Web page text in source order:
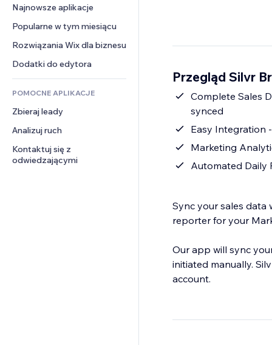
Rozwiązania dla
magazynowania
Dropshipping
Ceny i subskrypcja
Crowdfunding
Żywność i napoje
PDF
Udostępnianie plików
Wiadomości
Efekty obrazu
Przyciski i menu
Banery i odznaki
Kalkulatory
Szukaj
Pogoda
Wykresy i tabele
Czat
Komentarze
Telefon
Społeczność
Opinie i polecenia
CRM
Najnowsze aplikacje
Popularne w tym miesiącu
Rozwiązania Wix dla biznesu
Dodatki do edytora
POMOCNE APLIKACJE
Zbieraj leady
Analizuj ruch
Kontaktuj się z
odwiedzającymi
Przegląd Silvr
Complete Sales
synced
Easy Integration
Marketing
Automated Daily
Sync your sales data
reporter for your
Our app will sync your Products, Orders, Taxes, and Payment fees to Silvr -
initiated manually.
account.